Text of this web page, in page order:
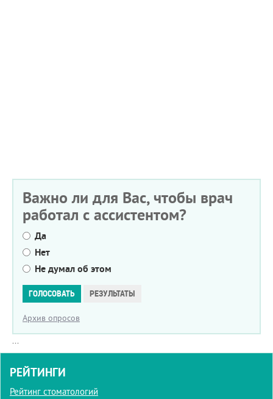
Важно ли для Вас, чтобы врач
работал с ассистентом?
Да
Нет
Не думал об этом
ГОЛОСОВАТЬ РЕЗУЛЬТАТЫ
Архив опросов
...
РЕЙТИНГИ
Рейтинг стоматологий